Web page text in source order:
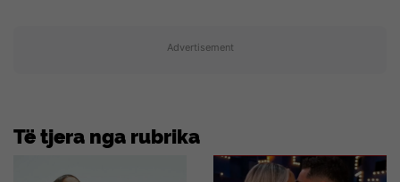
Advertisement
Të tjera nga rubrika